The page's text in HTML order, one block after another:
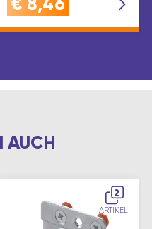
AUCH
2
ARTIKEL